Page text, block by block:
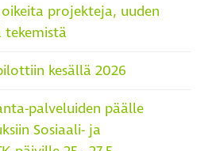
projekteja, uuden
tekemistä
kesällä 2026
palveluiden päälle
Sosiaali- ja